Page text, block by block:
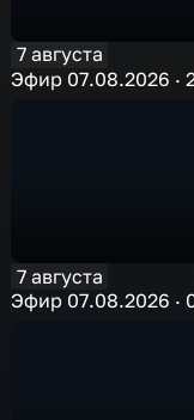
7 августа
Эфир 07.08.2026 ·
7 августа
Эфир 07.08.2026 ·